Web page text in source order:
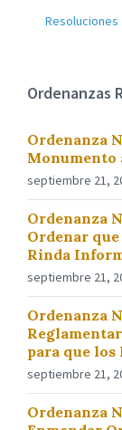
Resoluciones
Ordenanzas
Ordenanza
Monumento
septiembre 21,
Ordenanza
Ordenar
Rinda
septiembre 21,
Ordenanza
para que los
septiembre 21,
Ordenanza